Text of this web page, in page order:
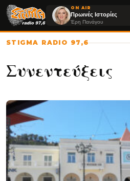
ON AIR
Πρωινές Ιστορίες
Έρη Πανάγου
STIGMA RADIO 97,6
Συνεντεύξεις